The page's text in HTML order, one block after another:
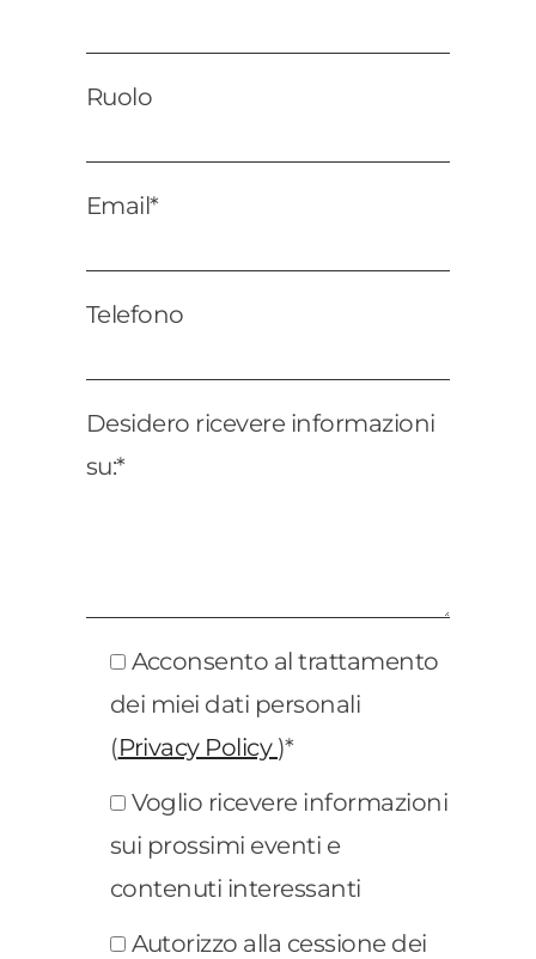
Ruolo
Email*
Telefono
Desidero ricevere informazioni
su:*
Acconsento al trattamento
dei miei dati personali
(Privacy Policy )*
Voglio ricevere informazioni
sui prossimi eventi e
contenuti interessanti
Autorizzo alla cessione dei